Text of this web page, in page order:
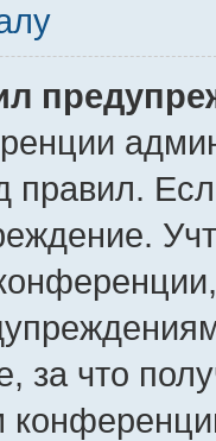
правил.
за что